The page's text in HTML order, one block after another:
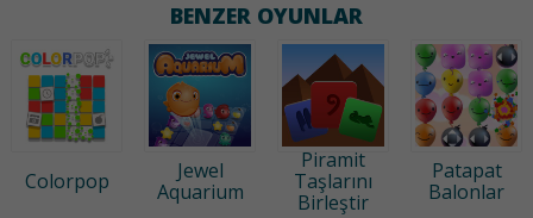
BENZER OYUNLAR
Colorpop
Jewel
Aquarium
Piramit
Taşlarını
Birleştir
Patapat
Balonlar